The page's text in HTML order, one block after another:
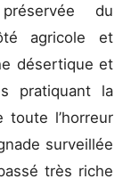
du
agricole et
désertique et
pratiquant la
toute l’horreur
surveillée
très riche